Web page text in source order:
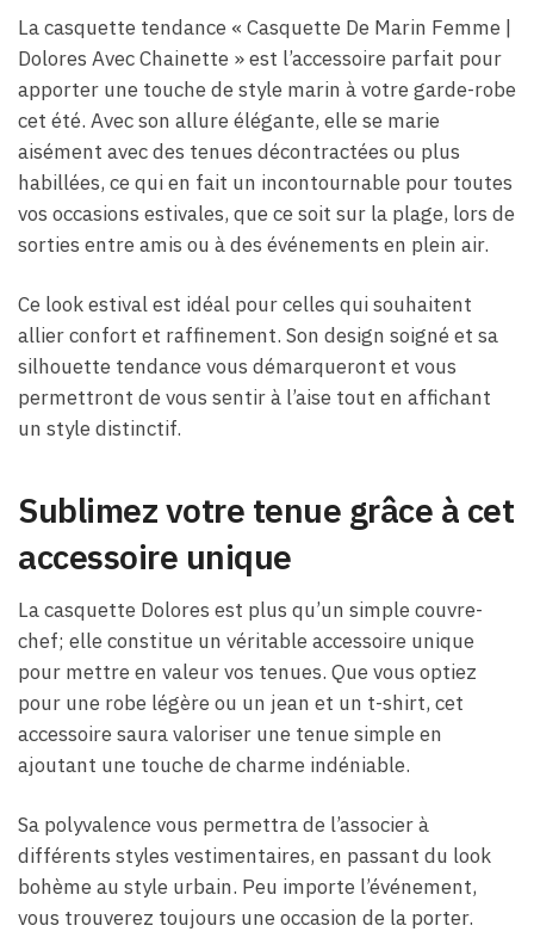
La casquette tendance « Casquette De Marin Femme​ |
Dolores Avec Chainette » est l’accessoire parfait pour
apporter une touche de style marin à votre garde-robe
cet été. Avec son allure élégante, elle se marie
aisément avec des tenues décontractées ou plus
habillées, ce qui en fait un incontournable pour toutes
vos occasions estivales, que ce soit sur la plage, lors de
sorties entre amis ou à des événements en plein air.
Ce look estival est idéal pour celles qui souhaitent
allier confort et raffinement. Son design soigné et sa
silhouette tendance vous démarqueront et vous
permettront de vous sentir à l’aise tout en affichant
un style distinctif.
Sublimez votre tenue grâce à cet
accessoire unique
La casquette Dolores est plus qu’un simple couvre-
chef; elle constitue un véritable accessoire unique
pour mettre en valeur vos tenues. Que vous optiez
pour une robe légère ou un jean et un t-shirt, cet
accessoire saura valoriser une tenue simple en
ajoutant une touche de charme indéniable.
Sa polyvalence vous permettra de l’associer à
différents styles vestimentaires, en passant du look
bohème au style urbain. Peu importe l’événement,
vous trouverez toujours une occasion de la porter.